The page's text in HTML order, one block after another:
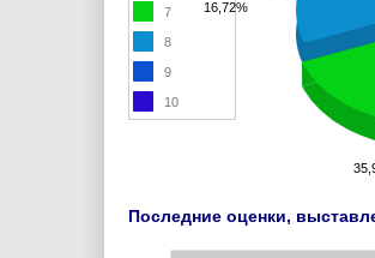
16,72%
7
8
9
10
Последние оценки,